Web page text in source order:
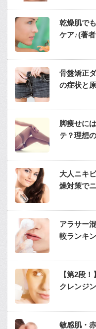
乾燥肌で
ケア♪(著
骨盤矯正
の症状と
脚痩せに
テ？理想
大人ニキ
燥対策で
アラサー
較ランキ
【第2段
クレンジ
敏感肌・